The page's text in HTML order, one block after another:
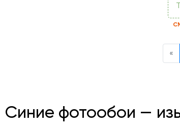
«
Синие фотообои —